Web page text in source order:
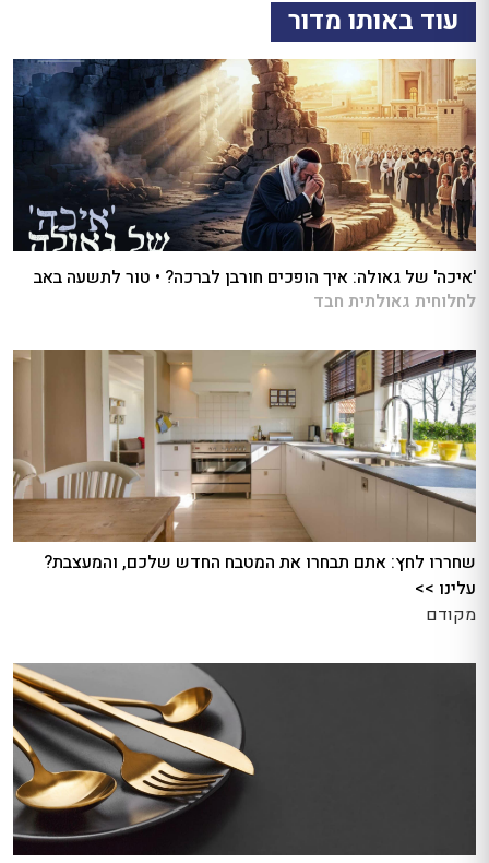
עוד באותו מדור
'איכה' של גאולה: איך הופכים חורבן לברכה? • טור לתשעה באב
לחלוחית גאולתית חבד
שחררו לחץ: אתם תבחרו את המטבח החדש שלכם, והמעצבת?
עלינו >>
מקודם